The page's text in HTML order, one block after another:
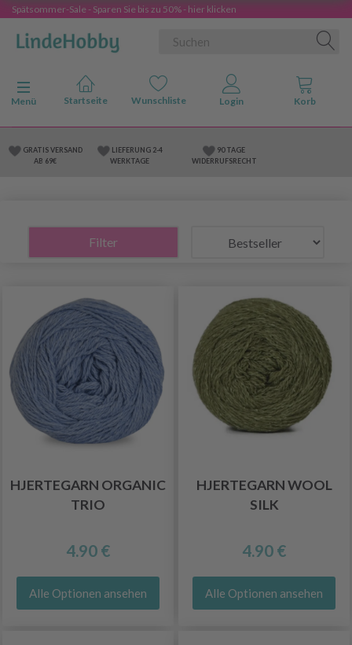
Spätsommer-Sale - Sparen Sie bis zu 50% - hier klicken
Anzeige ändern
Menü
GRATIS VERSAND
AB 69€
LIEFERUNG 2-4
WERKTAGE
90 TAGE
WIDERRUFSRECHT
Filter
HJERTEGARN ORGANIC
TRIO
4.90 €
Alle Optionen ansehen
HJERTEGARN WOOL
SILK
4.90 €
Alle Optionen ansehen